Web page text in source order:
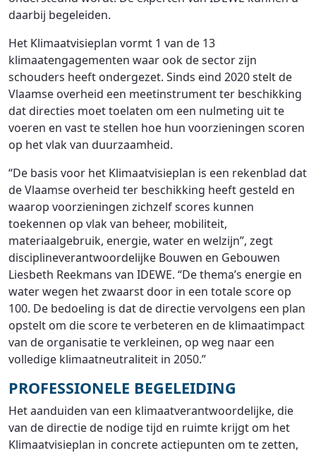
daarbij begeleiden.
Het Klimaatvisieplan vormt 1 van de 13
klimaatengagementen waar ook de sector zijn
schouders heeft ondergezet. Sinds eind 2020 stelt de
Vlaamse overheid een meetinstrument ter beschikking
dat directies moet toelaten om een nulmeting uit te
voeren en vast te stellen hoe hun voorzieningen scoren
op het vlak van duurzaamheid.
“De basis voor het Klimaatvisieplan is een rekenblad dat
de Vlaamse overheid ter beschikking heeft gesteld en
waarop voorzieningen zichzelf scores kunnen
toekennen op vlak van beheer, mobiliteit,
materiaalgebruik, energie, water en welzijn”, zegt
disciplineverantwoordelijke Bouwen en Gebouwen
Liesbeth Reekmans van IDEWE. “De thema’s energie en
water wegen het zwaarst door in een totale score op
100. De bedoeling is dat de directie vervolgens een plan
opstelt om die score te verbeteren en de klimaatimpact
van de organisatie te verkleinen, op weg naar een
volledige klimaatneutraliteit in 2050.”
PROFESSIONELE BEGELEIDING
Het aanduiden van een klimaatverantwoordelijke, die
van de directie de nodige tijd en ruimte krijgt om het
Klimaatvisieplan in concrete actiepunten om te zetten,